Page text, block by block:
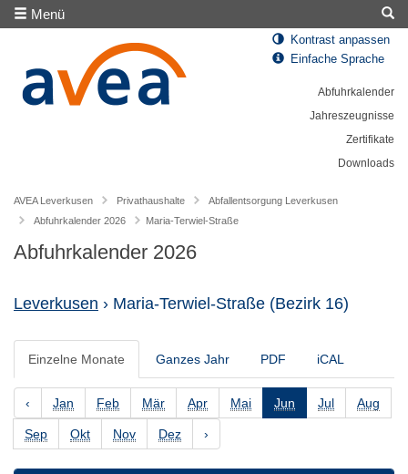
Menü
Kontrast anpassen
Einfache Sprache
Abfuhrkalender
Jahreszeugnisse
Zertifikate
Downloads
AVEA Leverkusen Privathaushalte
Abfallentsorgung Leverkusen
Abfuhrkalender 2026
Maria-Terwiel-Straße
Abfuhrkalender 2026
Leverkusen › Maria-Terwiel-Straße (Bezirk 16)
Einzelne Monate Ganzes Jahr PDF iCAL
‹ Jan Feb Mär Apr Mai Jun Jul Aug
Sep Okt Nov Dez ›